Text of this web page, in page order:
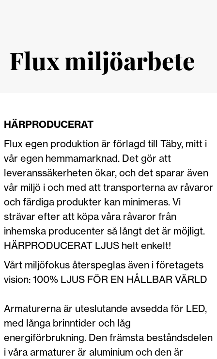
Flux miljöarbete
HÄRPRODUCERAT
Flux egen produktion är förlagd till Täby, mitt i
vår egen hemmamarknad. Det gör att
leveranssäkerheten ökar, och det sparar även
vår miljö i och med att transporterna av råvaror
och färdiga produkter kan minimeras. Vi
strävar efter att köpa våra råvaror från
inhemska producenter så långt det är möjligt.
HÄRPRODUCERAT LJUS helt enkelt!
Vårt miljöfokus återspeglas även i företagets
vision: 100% LJUS FÖR EN HÅLLBAR VÄRLD
Armaturerna är uteslutande avsedda för LED,
med långa brinntider och låg
energiförbrukning. Den främsta beståndsdelen
i våra armaturer är aluminium och den är